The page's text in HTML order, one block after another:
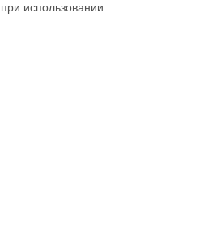
использовании